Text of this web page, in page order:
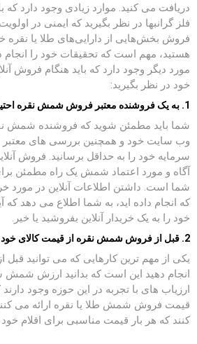
دریافت می ‌کنید. موارد زیادی وجود دارد که
فلز گرانبها در نظر بگیرید که ایمنی در
فروش بخش‌هایی از دارایی‌های طلا یا نقره
هستید، مهم است که تحقیقات خود را انجام
مورد دیگر وجود دارد که باید هنگام فروش
خود در نظر بگیرید:
1. به یک فروشنده معتبر فروش شمش نقره احتیاج دارید
شما باید مطمئن شوید که فروشنده شمش
وب سایت خود و همچنین بررسی های
سرمایه خود را به حداقل برسانید. فروش
آگاه و مورد اعتماد شمش یک راه مطمئن
شما است. داشتن اطلاعات آنلاین در مورد
که انجام داده اید، به شما اطلاع می دهد که
خود را به یک خریدار آنلاین بفروشید یا خیر.
2. قبل از فروش شمش نقره از قیمت کالای خود مطلع شوید
یکی از مهم ترین کارهایی که می توانید
انجام دهید این است که بدانید ارزش
ارزیاب ‌های با تجربه در این حوزه وجود
قیمت فروش شمش طلا یا نقره ارائه می
‌کنند که هر بار قیمت مناسبی برای اقلام